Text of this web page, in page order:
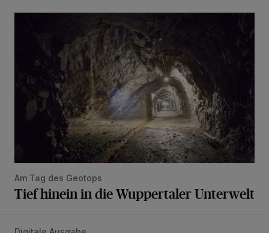
Am Tag des Geotops
Tief hinein in die Wuppertaler Unterwelt